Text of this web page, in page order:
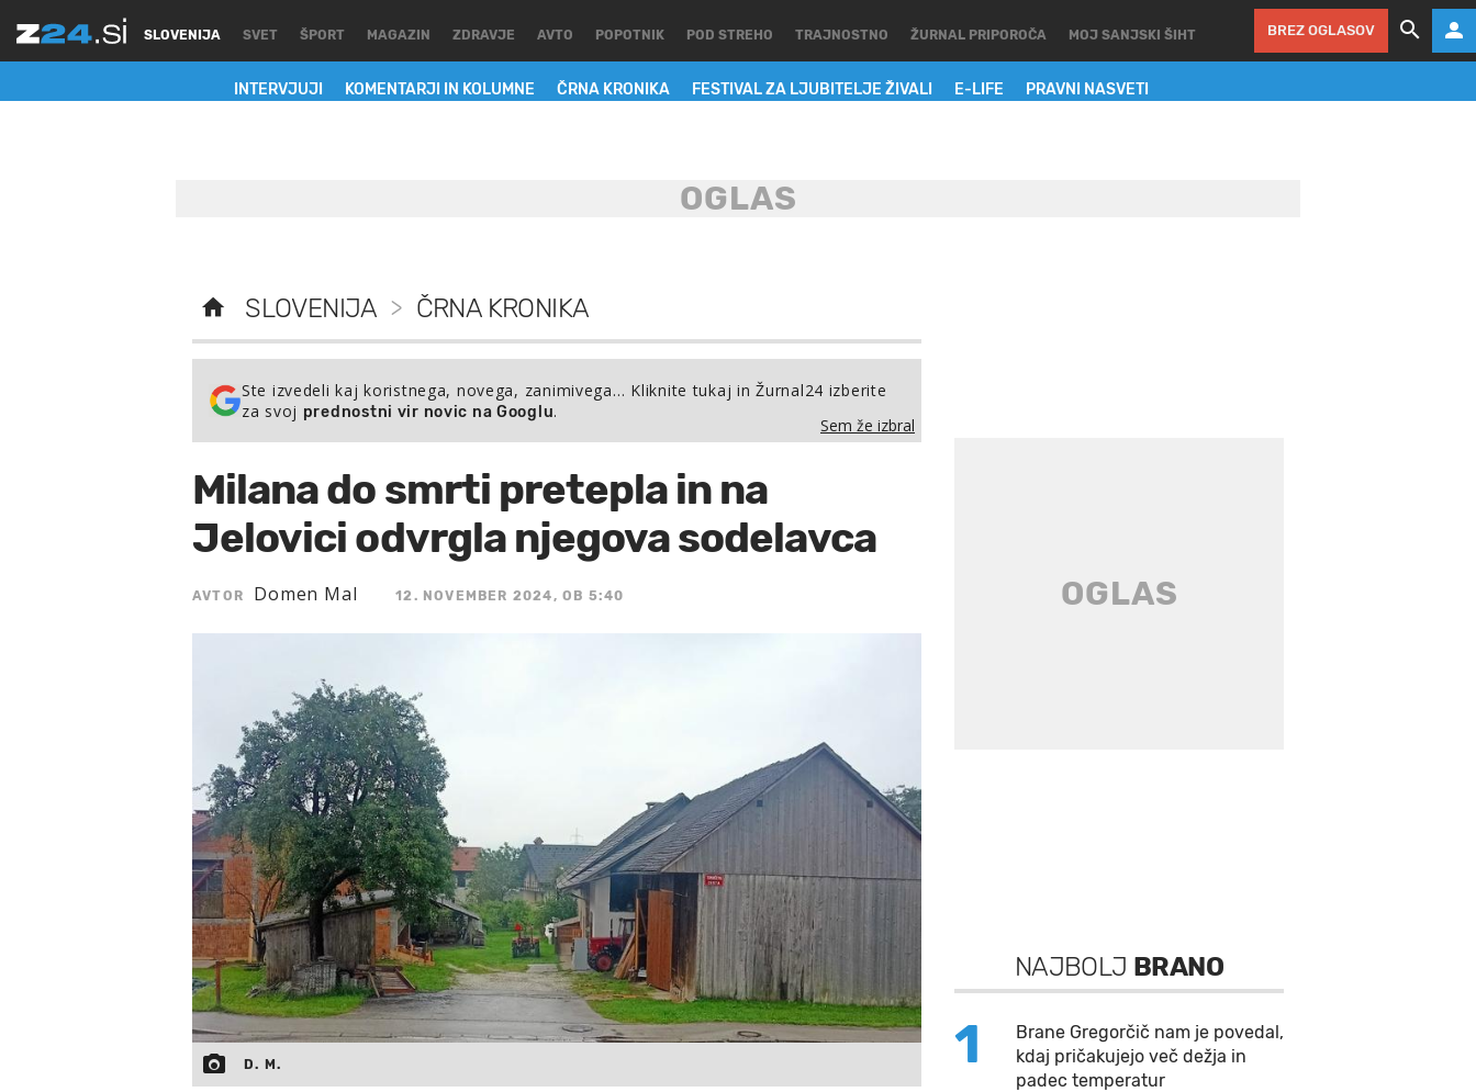
SLOVENIJA
INTERVJUJI KOMENTARJI IN KOLUMNE ČRNA KRONIKA FESTIVAL ZA LJUBITELJE ŽIVALI E-LIFE PRAVNI NASVETI
SVET ŠPORT MAGAZIN ZDRAVJE AVTO POPOTNIK POD STREHO TRAJNOSTNO ŽURNAL PRIPOROČA MOJ SANJSKI ŠIHT BREZ OGLASOV
SLOVENIJA > ČRNA KRONIKA
Ste izvedeli kaj koristnega, novega, zanimivega… Kliknite tukaj in Žurnal24 izberite
za svoj prednostni vir novic na Googlu.
Sem že izbral
Milana do smrti pretepla in na
Jelovici odvrgla njegova sodelavca
AVTOR Domen Mal 12. NOVEMBER 2024, OB 5:40
D. M.
NAJBOLJ BRANO
1
Brane Gregorčič nam je povedal,
kdaj pričakujejo več dežja in
padec temperatur